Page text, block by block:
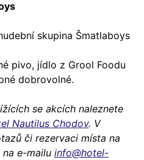
skupina Šmatlaboys
pivo, jídlo z Grool Foodu
dobrovolné.
se akcích naleznete
Nautilus Chodov. V
či rezervaci místa na
e-mailu info@hotel-